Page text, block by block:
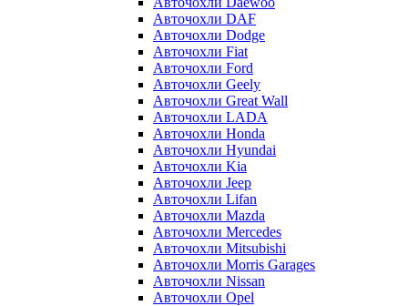
Авточохли DAF
Авточохли Dodge
Авточохли Fiat
Авточохли Ford
Авточохли Geely
Авточохли Great Wall
Авточохли LADA
Авточохли Honda
Авточохли Hyundai
Авточохли Kia
Авточохли Jeep
Авточохли Lifan
Авточохли Mazda
Авточохли Mercedes
Авточохли Mitsubishi
Авточохли Morris Garages
Авточохли Nissan
Авточохли Opel